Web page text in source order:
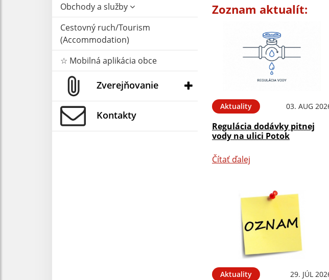
Obchody a služby
Cestovný ruch/Tourism
(Accommodation)
☆ Mobilná aplikácia obce
Zverejňovanie
Kontakty
Zoznam aktualít:
Aktuality 03. AUG
Regulácia dodávky pitnej
vody na ulici Potok
Čítať ďalej
Aktuality 29. JÚL